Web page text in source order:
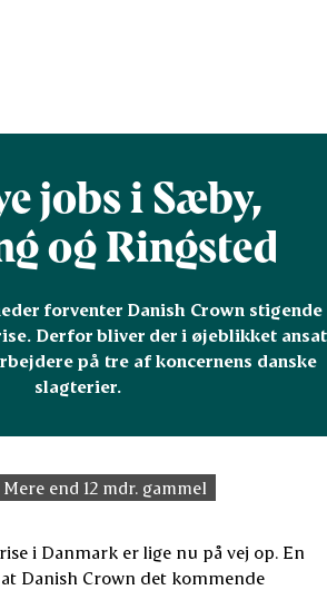
jobs i Sæby,
og Ringsted
forventer Danish Crown stigende
Derfor bliver der i øjeblikket ansat
på tre af koncernens danske
slagterier.
Mere end 12 mdr. gammel
i Danmark er lige nu på vej op. En
Danish Crown det kommende